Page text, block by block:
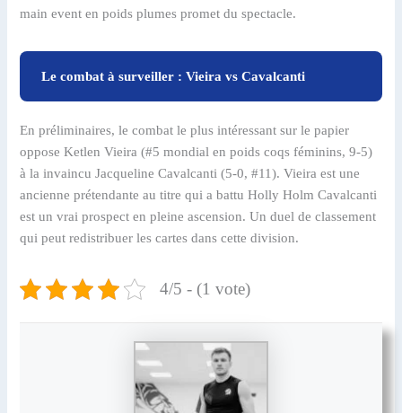
main event en poids plumes promet du spectacle.
Le combat à surveiller : Vieira vs Cavalcanti
En préliminaires, le combat le plus intéressant sur le papier
oppose Ketlen Vieira (#5 mondial en poids coqs féminins, 9-5)
à la invaincu Jacqueline Cavalcanti (5-0, #11). Vieira est une
ancienne prétendante au titre qui a battu Holly Holm Cavalcanti
est un vrai prospect en pleine ascension. Un duel de classement
qui peut redistribuer les cartes dans cette division.
4/5 - (1 vote)